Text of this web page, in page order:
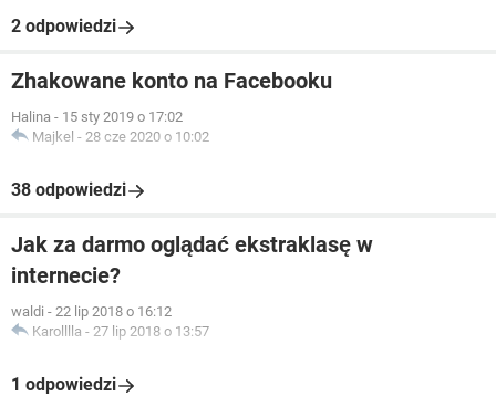
2 odpowiedzi
Zhakowane konto na Facebooku
Halina - 15 sty 2019 o 17:02
Majkel - 28 cze 2020 o 10:02
38 odpowiedzi
Jak za darmo oglądać ekstraklasę w
internecie?
waldi - 22 lip 2018 o 16:12
Karolllla - 27 lip 2018 o 13:57
1 odpowiedzi